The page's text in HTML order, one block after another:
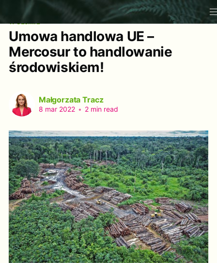
Umowa handlowa UE –
Mercosur to handlowanie
środowiskiem!
Małgorzata Tracz
8 mar 2022 • 2 min read